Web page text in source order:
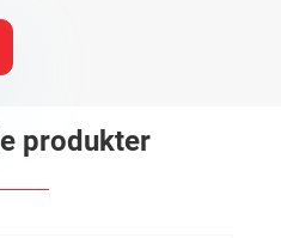
produkter